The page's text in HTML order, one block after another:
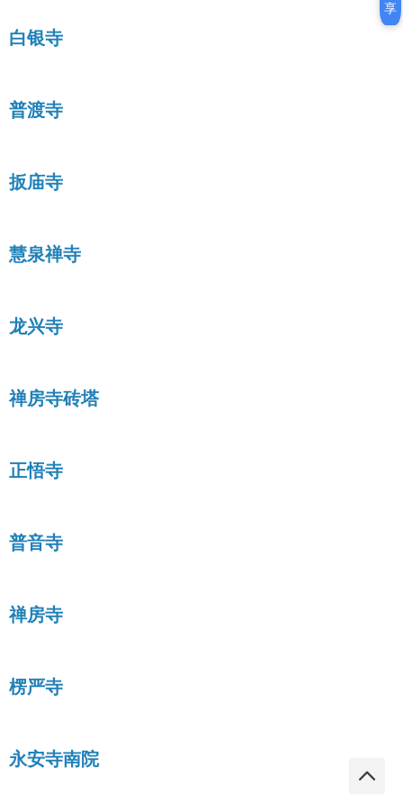
白银寺
普渡寺
扳庙寺
慧泉禅寺
龙兴寺
禅房寺砖塔
正悟寺
普音寺
禅房寺
楞严寺
永安寺南院
享